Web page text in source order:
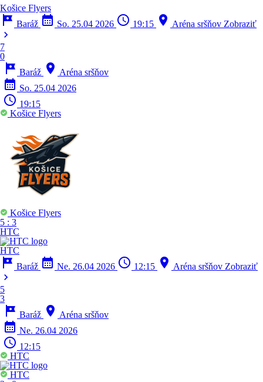
Košice Flyers
tour Baráž calendar_month So. 25.04 2026 schedule 19:15 location_on Aréna sršňov Zobraziť
chevron_right
7
0
tour Baráž location_on Aréna sršňov
calendar_month So. 25.04 2026
schedule 19:15
Košice Flyers
Košice Flyers
5 : 3
HTC
HTC
tour Baráž calendar_month Ne. 26.04 2026 schedule 12:15 location_on Aréna sršňov Zobraziť
chevron_right
5
3
tour Baráž location_on Aréna sršňov
calendar_month Ne. 26.04 2026
schedule 12:15
HTC
HTC